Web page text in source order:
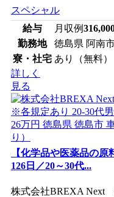
スペシャル
給与
月収例
勤務地
徳島県 阿南
寮・社宅 あり（無料）
詳しく
見る
【化学品や医薬品の
126日／20～30代...
株式会社BREXA Next